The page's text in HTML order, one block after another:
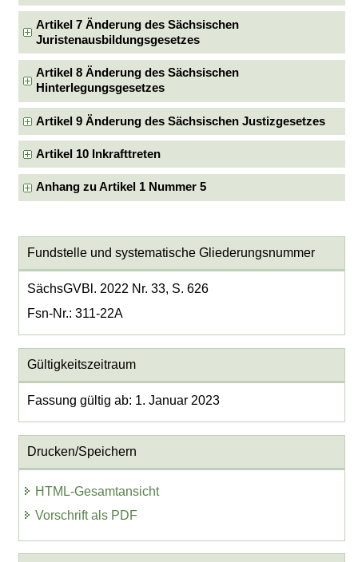
Artikel 7 Änderung des Sächsischen
Juristenausbildungsgesetzes
Artikel 8 Änderung des Sächsischen
Hinterlegungsgesetzes
Artikel 9 Änderung des Sächsischen Justizgesetzes
Artikel 10 Inkrafttreten
Anhang zu Artikel 1 Nummer 5
Fundstelle und systematische Gliederungsnummer
SächsGVBl. 2022 Nr. 33, S. 626
Fsn-Nr.: 311-22A
Gültigkeitszeitraum
Fassung gültig ab: 1. Januar 2023
Drucken/Speichern
HTML-Gesamtansicht
Vorschrift als PDF